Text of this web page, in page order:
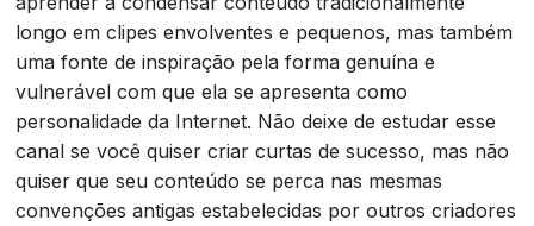
longo em clipes envolventes e pequenos, mas também
uma fonte de inspiração pela forma genuína e
vulnerável com que ela se apresenta como
personalidade da Internet. Não deixe de estudar esse
canal se você quiser criar curtas de sucesso, mas não
quiser que seu conteúdo se perca nas mesmas
convenções antigas estabelecidas por outros criadores